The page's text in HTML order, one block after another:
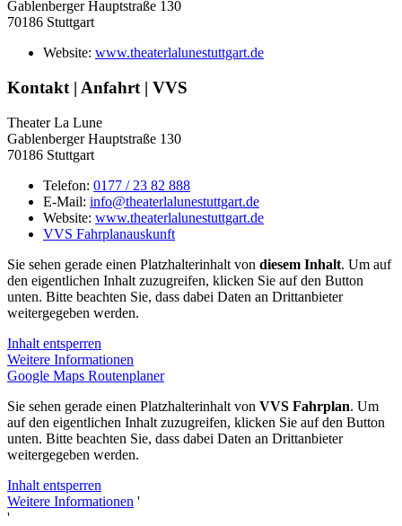
Gablenberger Hauptstraße 130
70186 Stuttgart
Website: www.theaterlalunestuttgart.de
Kontakt | Anfahrt | VVS
Theater La Lune
Gablenberger Hauptstraße 130
70186 Stuttgart
Telefon: 0177 / 23 82 888
E-Mail: info@theaterlalunestuttgart.de
Website: www.theaterlalunestuttgart.de
VVS Fahrplanauskunft
Sie sehen gerade einen Platzhalterinhalt von diesem Inhalt. Um auf
den eigentlichen Inhalt zuzugreifen, klicken Sie auf den Button
unten. Bitte beachten Sie, dass dabei Daten an Drittanbieter
weitergegeben werden.
Inhalt entsperren
Weitere Informationen
Google Maps Routenplaner
Sie sehen gerade einen Platzhalterinhalt von VVS Fahrplan. Um
auf den eigentlichen Inhalt zuzugreifen, klicken Sie auf den Button
unten. Bitte beachten Sie, dass dabei Daten an Drittanbieter
weitergegeben werden.
Inhalt entsperren
Weitere Informationen '
'